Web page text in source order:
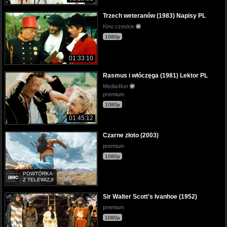
01:33:10
Trzech weteranów (1983) Napisy PL
Kino czeskie
1080p
01:45:12
Rasmus i włóczęga (1981) Lektor PL
Media4fun
premium
1080p
POWTÓRKA
Z TELEWIZJI
Czarne złoto (2003)
premium
1080p
Sir Walter Scott's Ivanhoe (1952)
premium
1080p